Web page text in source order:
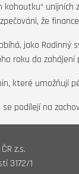
že
jako
roku do
které umožňují
podílejí na
z.s.
3172/1